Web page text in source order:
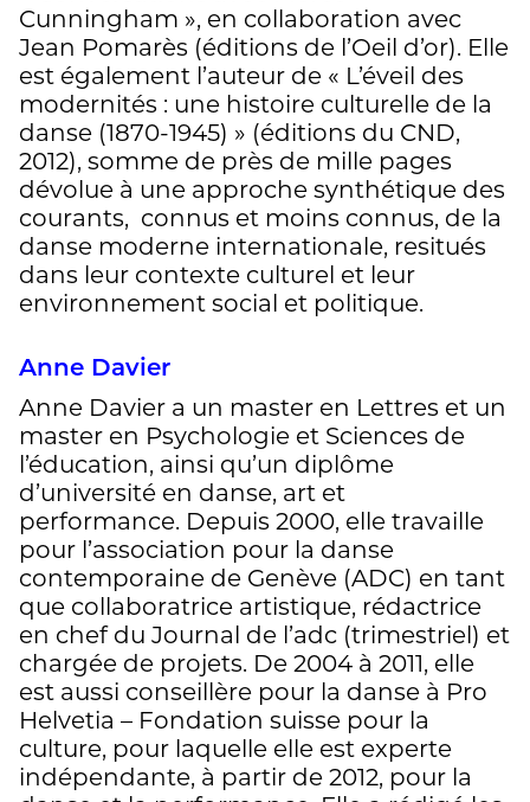
Cunningham », en collaboration avec
Jean Pomarès (éditions de l’Oeil d’or). Elle
est également l’auteur de « L’éveil des
modernités : une histoire culturelle de la
danse (1870-1945) » (éditions du CND,
2012), somme de près de mille pages
dévolue à une approche synthétique des
courants, connus et moins connus, de la
danse moderne internationale, resitués
dans leur contexte culturel et leur
environnement social et politique.
Anne Davier
Anne Davier a un master en Lettres et un
master en Psychologie et Sciences de
l’éducation, ainsi qu’un diplôme
d’université en danse, art et
performance. Depuis 2000, elle travaille
pour l’association pour la danse
contemporaine de Genève (ADC) en tant
que collaboratrice artistique, rédactrice
en chef du Journal de l’adc (trimestriel) et
chargée de projets. De 2004 à 2011, elle
est aussi conseillère pour la danse à Pro
Helvetia – Fondation suisse pour la
culture, pour laquelle elle est experte
indépendante, à partir de 2012, pour la